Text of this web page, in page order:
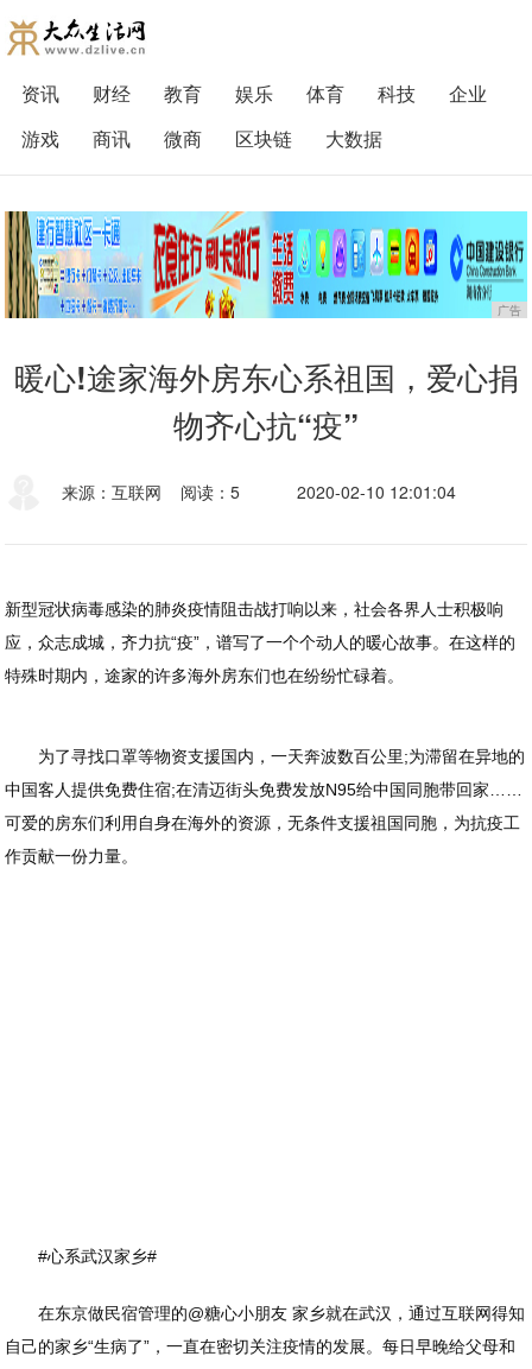
资讯 财经 教育 娱乐 体育 科技
企业
游戏
商讯 微商 区块链 大数据
广告
暖心!途家海外房东心系祖国，爱心捐
物齐心抗“疫”
来源：互联网 阅读：5 2020-02-10 12:01:04
新型冠状病毒感染的肺炎疫情阻击战打响以来，社会各界人士积极响
应，众志成城，齐力抗“疫”，谱写了一个个动人的暖心故事。在这样的
特殊时期内，途家的许多海外房东们也在纷纷忙碌着。
为了寻找口罩等物资支援国内，一天奔波数百公里;为滞留在异地的
中国客人提供免费住宿;在清迈街头免费发放N95给中国同胞带回家……
可爱的房东们利用自身在海外的资源，无条件支援祖国同胞，为抗疫工
作贡献一份力量。
#心系武汉家乡#
在东京做民宿管理的@糖心小朋友 家乡就在武汉，通过互联网得知
自己的家乡“生病了”，一直在密切关注疫情的发展。每日早晚给父母和